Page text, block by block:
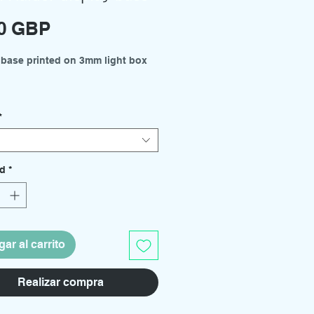
GBPPrecio
printed on 3mm light box
- 300mm x 210mm
x 150mm
and support rod holders
*
al carrito
Realizar compra